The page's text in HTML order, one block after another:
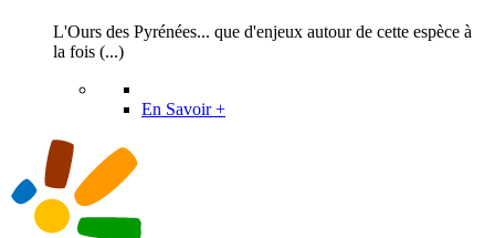
L'Ours des Pyrénées... que d'enjeux autour de cette espèce à
la fois (...)
En Savoir +